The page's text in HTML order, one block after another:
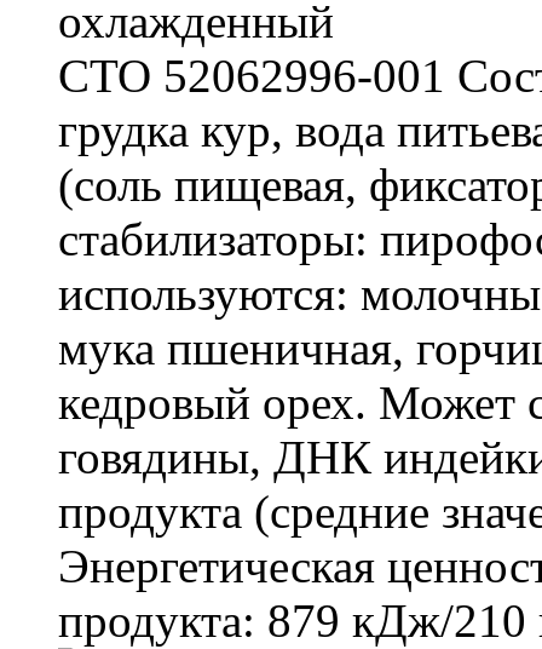
охлажденный
СТО 52062996-001
грудка кур, вода
(соль пищевая,
стабилизаторы:
используются:
мука пшеничная,
кедровый орех.
говядины, ДНК
продукта (средние
Энергетическая
продукта: 879 кДж/210